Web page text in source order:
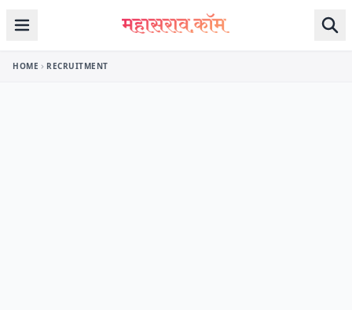
Skip to content
HOME RECRUITMENT